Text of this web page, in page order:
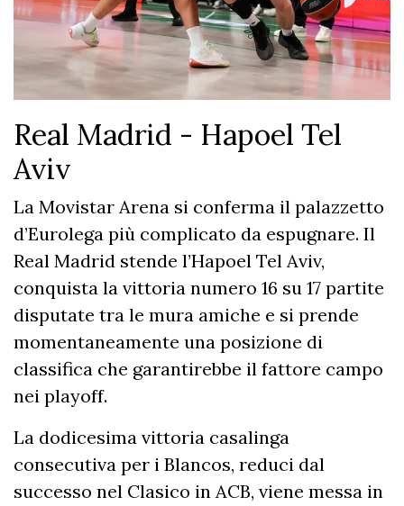
Real Madrid - Hapoel Tel
Aviv
La Movistar Arena si conferma il palazzetto
d’Eurolega più complicato da espugnare. Il
Real Madrid stende l’Hapoel Tel Aviv,
conquista la vittoria numero 16 su 17 partite
disputate tra le mura amiche e si prende
momentaneamente una posizione di
classifica che garantirebbe il fattore campo
nei playoff.
La dodicesima vittoria casalinga
consecutiva per i Blancos, reduci dal
successo nel Clasico in ACB, viene messa in